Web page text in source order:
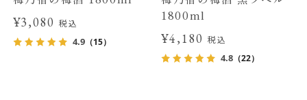
¥3,080税込
4.9（15）
1800ml
¥4,180 税込
4.8 （22）